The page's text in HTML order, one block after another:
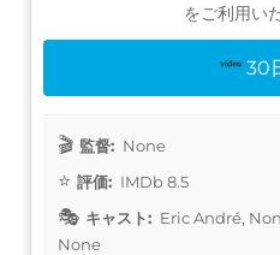
をご利用い
30
監督: None
評価: IMDb 8.5
キャスト: Eric André,
None